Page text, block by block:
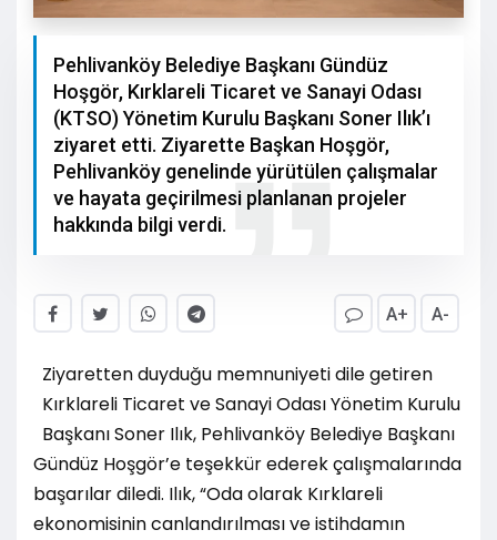
Pehlivanköy Belediye Başkanı Gündüz
Hoşgör, Kırklareli Ticaret ve Sanayi Odası
(KTSO) Yönetim Kurulu Başkanı Soner Ilık’ı
ziyaret etti. Ziyarette Başkan Hoşgör,
Pehlivanköy genelinde yürütülen çalışmalar
ve hayata geçirilmesi planlanan projeler
hakkında bilgi verdi.
A+ A-
Ziyaretten duyduğu memnuniyeti dile getiren
Kırklareli Ticaret ve Sanayi Odası Yönetim Kurulu
Başkanı Soner Ilık, Pehlivanköy Belediye Başkanı
Gündüz Hoşgör’e teşekkür ederek çalışmalarında
başarılar diledi. Ilık, “Oda olarak Kırklareli
ekonomisinin canlandırılması ve istihdamın